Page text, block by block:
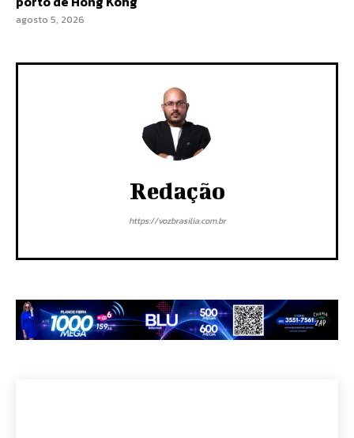
agosto 5, 2026
Redação
https://vozbrasilia.com.br